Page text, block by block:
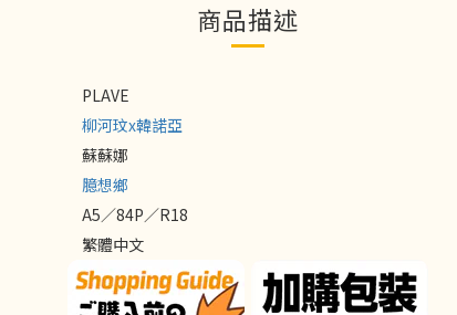
商品描述
PLAVE
柳河玟x韓諾亞
蘇蘇娜
臆想鄉
A5／84P／R18
繁體中文